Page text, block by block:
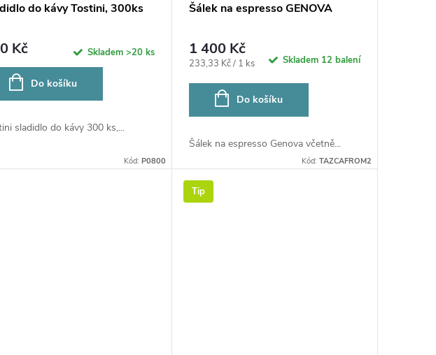
do kávy Tostini, 300ks
Kč Skladem >20 ks
Do košíku
sladidlo do kávy 300 ks,...
Kód: P0800
Šálek na espresso GENOVA
1 400 Kč
Měrná
233,33 Kč / 1 ks Skladem 12 balení
Do košíku
Šálek na espresso Genova včetně...
Kód: TAZCAFROM2
Tip